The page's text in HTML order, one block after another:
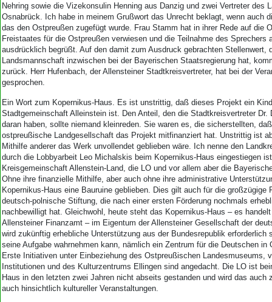
Nehring sowie die Vizekonsulin Henning aus Danzig und zwei Vertreter des
Osnabrück. Ich habe in meinem Grußwort das Unrecht beklagt, wenn auch
das den Ostpreußen zugefügt wurde. Frau Stamm hat in ihrer Rede auf die
Freistaates für die Ostpreußen verwiesen und die Teilnahme des Sprechers
ausdrücklich begrüßt. Auf den damit zum Ausdruck gebrachten Stellenwert,
Landsmannschaft inzwischen bei der Bayerischen Staatsregierung hat,
zurück. Herr Hufenbach, der Allensteiner Stadtkreisvertreter, hat bei der
gesprochen.
Ein Wort zum Kopernikus-Haus. Es ist unstrittig, daß dieses Projekt ein
Stadtgemeinschaft Alleinstein ist. Den Anteil, den die Stadtkreisvertreter Dr.
daran haben, sollte niemand kleinreden. Sie waren es, die sicherstellten,
ostpreußische Landgesellschaft das Projekt mitfinanziert hat. Unstrittig ist
Mithilfe anderer das Werk unvollendet geblieben wäre. Ich nenne den
durch die Lobbyarbeit Leo Michalskis beim Kopernikus-Haus eingestiegen
Kreisgemeinschaft Allenstein-Land, die LO und vor allem aber die
Ohne ihre finanzielle Mithilfe, aber auch ohne ihre administrative
Kopernikus-Haus eine Bauruine geblieben. Dies gilt auch für die großzügige
deutsch-polnische Stiftung, die nach einer ersten Förderung nochmals
nachbewilligt hat. Gleichwohl, heute steht das Kopernikus-Haus – es
Allensteiner Finanzamt – im Eigentum der Allensteiner Gesellschaft der
wird zukünftig erhebliche Unterstützung aus der Bundesrepublik erforderlich
seine Aufgabe wahrnehmen kann, nämlich ein Zentrum für die Deutschen in
Erste Initiativen unter Einbeziehung des Ostpreußischen Landesmuseums,
Institutionen und des Kulturzentrums Ellingen sind angedacht. Die LO ist
Haus in den letzten zwei Jahren nicht abseits gestanden und wird das auch
auch hinsichtlich kultureller Veranstaltungen.